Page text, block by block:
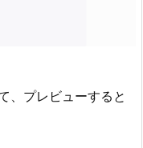
、プレビューすると